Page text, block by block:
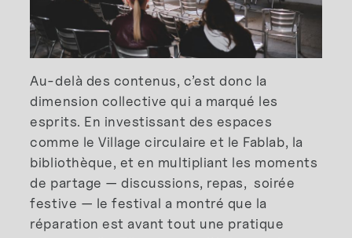
Au-delà des contenus, c’est donc la
dimension collective qui a marqué les
esprits. En investissant des espaces
comme le Village circulaire et le Fablab, la
bibliothèque, et en multipliant les moments
de partage — discussions, repas, soirée
festive — le festival a montré que la
réparation est avant tout une pratique